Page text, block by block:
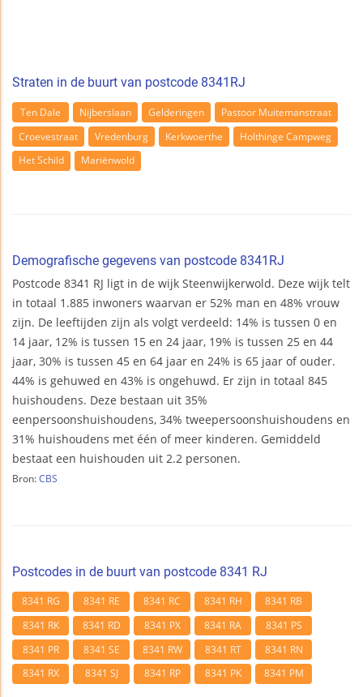
Straten in de buurt van postcode 8341RJ
Ten Dale Nijberslaan Gelderingen
Pastoor Muitemanstraat
Croevestraat
Vredenburg Kerkwoerthe
Holthinge Campweg
Het Schild
Mariënwold
Demografische gegevens van postcode 8341RJ
Postcode 8341 RJ ligt in de wijk Steenwijkerwold. Deze wijk telt
in totaal 1.885 inwoners waarvan er 52% man en 48% vrouw
zijn. De leeftijden zijn als volgt verdeeld: 14% is tussen 0 en
14 jaar, 12% is tussen 15 en 24 jaar, 19% is tussen 25 en 44
jaar, 30% is tussen 45 en 64 jaar en 24% is 65 jaar of ouder.
44% is gehuwed en 43% is ongehuwd. Er zijn in totaal 845
huishoudens. Deze bestaan uit 35%
eenpersoonshuishoudens, 34% tweepersoonshuishoudens en
31% huishoudens met één of meer kinderen. Gemiddeld
bestaat een huishouden uit 2.2 personen.
Bron: CBS
Postcodes in de buurt van postcode 8341 RJ
8341 RG 8341 RE 8341 RC 8341 RH
8341 RB
8341 RK
8341 RD 8341 PX 8341 RA
8341 PS
8341 PR
8341 SE 8341 RW 8341 RT
8341 RN
8341 RX
8341 SJ 8341 RP 8341 PK 8341 PM